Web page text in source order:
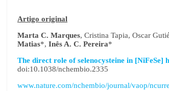
Artigo original
Marta C. Marques, Cristina Tapia, Oscar
Matias*, Inês A. C. Pereira*
The direct role of selenocysteine in [NiFeSe]
doi:10.1038/nchembio.2335
www.nature.com/nchembio/journal/vaop/